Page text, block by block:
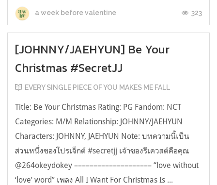
a week before valentine 323
[JOHNNY/JAEHYUN] Be Your
Christmas #SecretJJ
EVERY SINGLE PIECE OF YOU MAKES ME FALL
Title: Be Your Christmas Rating: PG Fandom: NCT
Categories: M/M Relationship: JOHNNY/JAEHYUN
Characters: JOHNNY, JAEHYUN Note: บทความนี้เป็น
ส่วนหนึ่งของโปรเจ็กต์ #secretjj เจ้าของรีเควสต์คือคุณ
@264okeydokey –––––––––––––––––––– “love without
‘love’ word” เพลง All I Want For Christmas Is ...